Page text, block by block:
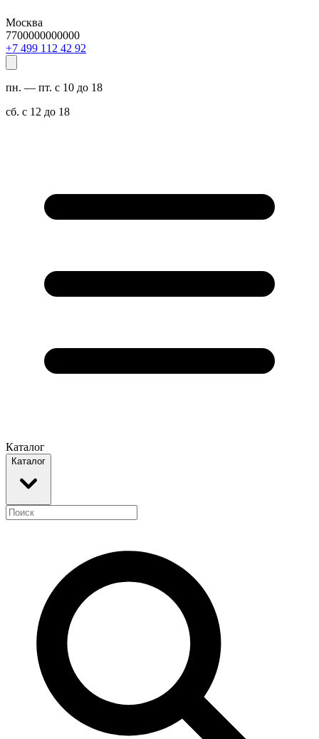
Москва
7700000000000
29 24 211 994 7+
пн. — пт. с 10 до 18
сб. с 12 до 18
Каталог
Каталог